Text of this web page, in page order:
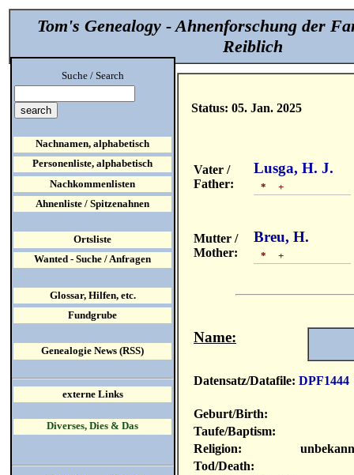
Tom's Genealogy - Ahnenforschung der
Reiblich
Status: 05. Jan. 2025
Vater /
Father:
Lusga, H. J.
* +
Mutter /
Mother:
Breu, H.
* +
Name:
Datensatz/Datafile: DPF1444
Geburt/Birth:
Taufe/Baptism:
Religion:
Tod/Death:
Suche / Search
Nachnamen, alphabetisch
Personenliste, alphabetisch
Nachkommenlisten
Ahnenliste / Spitzenahnen
Ortsliste
Wanted - Suche / Anfragen
Glossar, Hilfen, etc.
Fundgrube
Genealogie News (RSS)
externe Links
Diverses, Dies & Das